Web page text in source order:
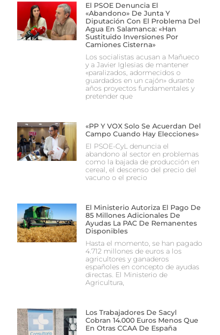
El PSOE Denuncia El
«abandono» De Junta Y
Diputación Con El Problema Del
Agua En Salamanca: «Han
Sustituido Inversiones Por
Camiones Cisterna»
Los socialistas acusan a Mañueco
y a Javier Iglesias de mantener
«paralizados, adormecidos o
guardados en un cajón» durante
años proyectos fundamentales y
pretender que
«PP Y VOX Solo Se Acuerdan Del
Campo Cuando Hay Elecciones»
El PSOE-CyL denuncia el
abandono al sector en problemas
como la bajada de producción en
cereal, el descenso del precio del
vacuno o el precio
El Ministerio Autoriza El Pago De
85 Millones Adicionales De
Ayudas La PAC De Remanentes
Disponibles
Hasta el momento, se han pagado
4.712 millones de euros a los
agricultores y ganaderos
españoles en concepto de ayudas
directas. El Ministerio de
Agricultura,
Los Trabajadores De Sacyl
Cobran 14.000 Euros Menos Que
En Otras CCAA De España